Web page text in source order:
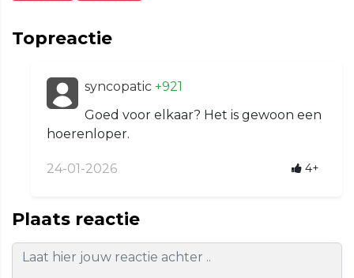
Topreactie
syncopatic +921
Goed voor elkaar? Het is gewoon een
hoerenloper.
24-01-2026 4+
Plaats reactie